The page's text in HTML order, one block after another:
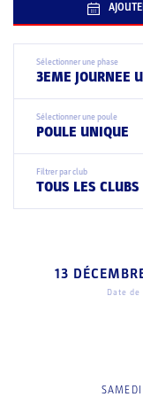
Sélectionner une phase
3EME JOURNEE
Sélectionner une poule
POULE UNIQUE
Filtrer par club
TOUS LES CLUBS
13
Date de